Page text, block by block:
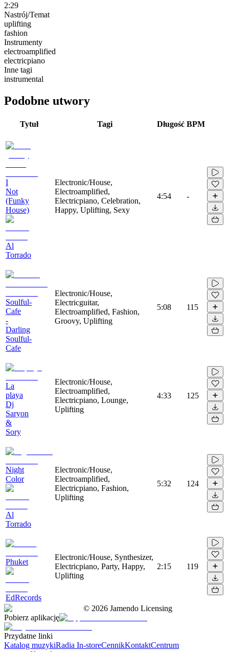
2:29
Nastrój/Temat
uplifting
fashion
Instrumenty
electroamplified
electricpiano
Inne tagi
instrumental
Podobne utwory
Tytuł Tagi Długość BPM
I
Not
(Funky
House)
Al
Torrado
Electronic/House,
Electroamplified,
Electricpiano, Celebration,
Happy, Uplifting, Sexy
4:54 -
Soulful-
Cafe
-
Darling
Soulful-
Cafe
Electronic/House,
Electricguitar,
Electroamplified, Fashion,
Groovy, Uplifting
5:08 115
La
playa
Dj
Saryon
&
Sory
Electronic/House,
Electroamplified,
Electricpiano, Lounge,
Uplifting
4:33 125
Night
Color
Al
Torrado
Electronic/House,
Electroamplified,
Electricpiano, Fashion,
Uplifting
5:32 124
Phuket
EdRecords
Electronic/House, Synthesizer,
Electricpiano, Party, Happy,
Uplifting
2:15 119
© 2026 Jamendo Licensing
Pobierz aplikację
Przydatne linki
Katalog muzykiRadia In-storeCennikKontaktCentrum